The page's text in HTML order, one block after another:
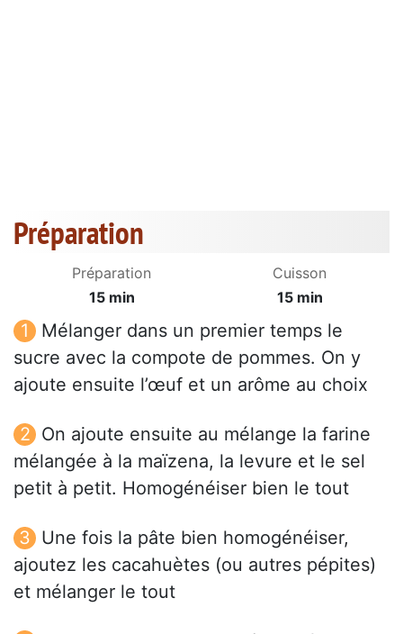
Préparation
Préparation
15 min
Cuisson
15 min
Mélanger dans un premier temps le
sucre avec la compote de pommes. On y
ajoute ensuite l’œuf et un arôme au choix
On ajoute ensuite au mélange la farine
mélangée à la maïzena, la levure et le sel
petit à petit. Homogénéiser bien le tout
Une fois la pâte bien homogénéiser,
ajoutez les cacahuètes (ou autres pépites)
et mélanger le tout